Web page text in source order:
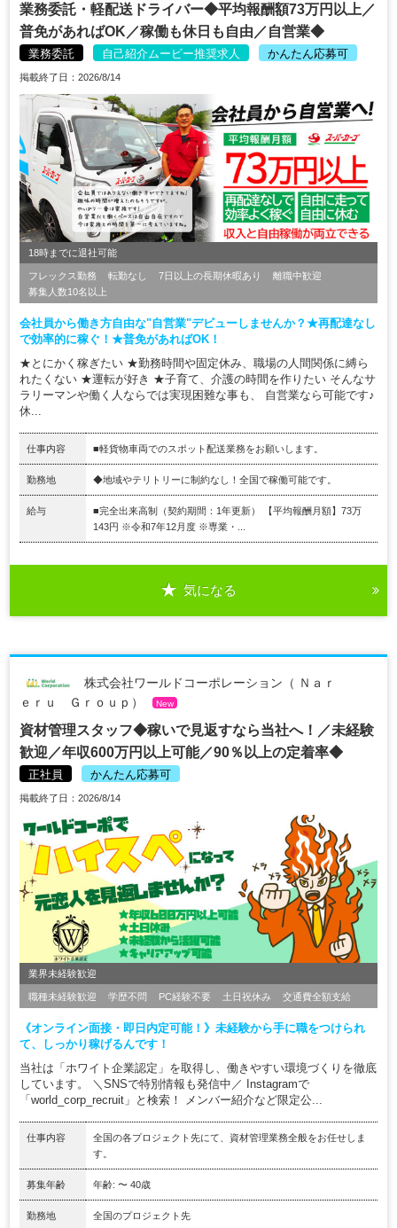
業務委託・軽配送ドライバー◆平均報酬額73万円以上／
普免があればOK／稼働も休日も自由／自営業◆
業務委託 自己紹介ムービー推奨求人 かんたん応募可
掲載終了日：2026/8/14
18時までに退社可能
フレックス勤務 転勤なし 7日以上の長期休暇あり
離職中歓迎
募集人数10名以上
会社員から働き方自由な"自営業"デビューしませんか？★再配達なし
で効率的に稼ぐ！★普免があればOK！
★とにかく稼ぎたい ★勤務時間や固定休み、職場の人間関係に縛ら
れたくない ★運転が好き ★子育て、介護の時間を作りたい そんなサ
ラリーマンや働く人ならでは実現困難な事も、 自営業なら可能です♪
休...
仕事内容 ■軽貨物車両でのスポット配送業務をお願いします。
勤務地 ◆地域やテリトリーに制約なし！全国で稼働可能です。
給与
■完全出来高制（契約期間：1年更新） 【平均報酬月額】73万
143円 ※令和7年12月度 ※専業・...
気になる
株式会社ワールドコーポレーション（ Ｎａｒ
ｅｒｕ Ｇｒｏｕｐ）
New
資材管理スタッフ◆稼いで見返すなら当社へ！／未経験
歓迎／年収600万円以上可能／90％以上の定着率◆
正社員 かんたん応募可
掲載終了日：2026/8/14
業界未経験歓迎
職種未経験歓迎 学歴不問 PC経験不要 土日祝休み 交通費全額支給
《オンライン面接・即日内定可能！》未経験から手に職をつけられ
て、しっかり稼げるんです！
当社は「ホワイト企業認定」を取得し、働きやすい環境づくりを徹底
しています。 ＼SNSで特別情報も発信中／ Instagramで
「world_corp_recruit」と検索！ メンバー紹介など限定公...
仕事内容
全国の各プロジェクト先にて、資材管理業務全般をお任せしま
す。
募集年齢 年齢: 〜 40歳
勤務地 全国のプロジェクト先